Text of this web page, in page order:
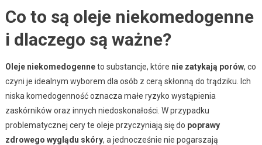
Co to są oleje niekomedogenne
i dlaczego są ważne?
Oleje niekomedogenneto substancje, które nie zatykają porów, co
czyni je idealnym wyborem dla osób z cerą skłonną do trądziku. Ich
niska komedogenność oznacza małe ryzyko wystąpienia
zaskórników oraz innych niedoskonałości. W przypadku
problematycznej cery te oleje przyczyniają się do poprawy
zdrowego wyglądu skóry, a jednocześnie nie pogarszają